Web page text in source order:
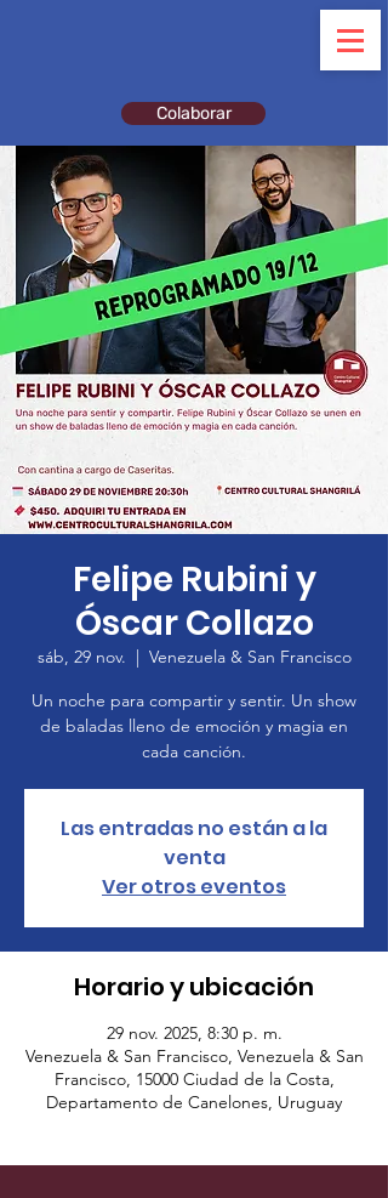
Colaborar
Felipe Rubini y
Óscar Collazo
sáb, 29 nov.
  |
Venezuela & San Francisco
Un noche para compartir y sentir. Un show
de baladas lleno de emoción y magia en
cada canción.
Las entradas no están a la
venta
Ver otros eventos
Horario y ubicación
29 nov. 2025, 8:30 p. m.
Venezuela & San Francisco, Venezuela & San
Francisco, 15000 Ciudad de la Costa,
Departamento de Canelones, Uruguay